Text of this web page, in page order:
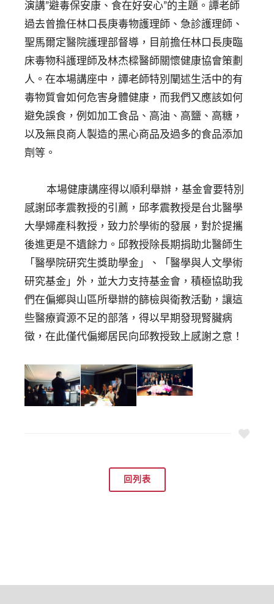
演講”避毒保安康、食在好安心”的主題。譚老師
過去曾擔任林口長庚毒物護理師、急診護理師、
聖馬爾定醫院護理部督導，目前擔任林口長庚臨
床毒物科護理師及林杰樑醫師關懷健康協會策劃
人。在本場講座中，譚老師特別闡述生活中的有
毒物質會如何危害身體健康，而我們又應該如何
避免誤食，例如加工食品、高油、高鹽、高糖，
以及無良商人製造的黑心商品及過多的食品添加
劑等。
本場健康講座得以順利舉辦，基金會要特別
感謝邱孝震教授的引薦，邱孝震教授是台北醫學
大學婦產科教授，致力於學術的發展，對於提攜
後進更是不遺餘力。邱教授除長期捐助北醫師生
「醫學院研究生獎助學金」、「醫學與人文學術
研究基金」外，並大力支持基金會，積極協助我
們在偏鄉與山區所舉辦的篩檢與衛教活動，讓這
些醫療資源不足的部落，得以早期發現腎臟病
徵，在此僅代偏鄉居民向邱教授致上感謝之意！
回列表